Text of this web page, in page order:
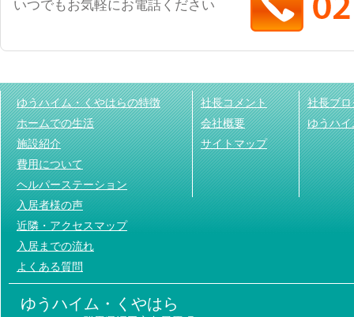
いつでもお気軽にお電話ください
ゆうハイム・くやはらの特徴
ホームでの生活
施設紹介
費用について
ヘルパーステーション
入居者様の声
近隣・アクセスマップ
入居までの流れ
よくある質問
社長コメント
会社概要
サイトマップ
社長ブロ
ゆうハ
ゆうハイム・くやはら